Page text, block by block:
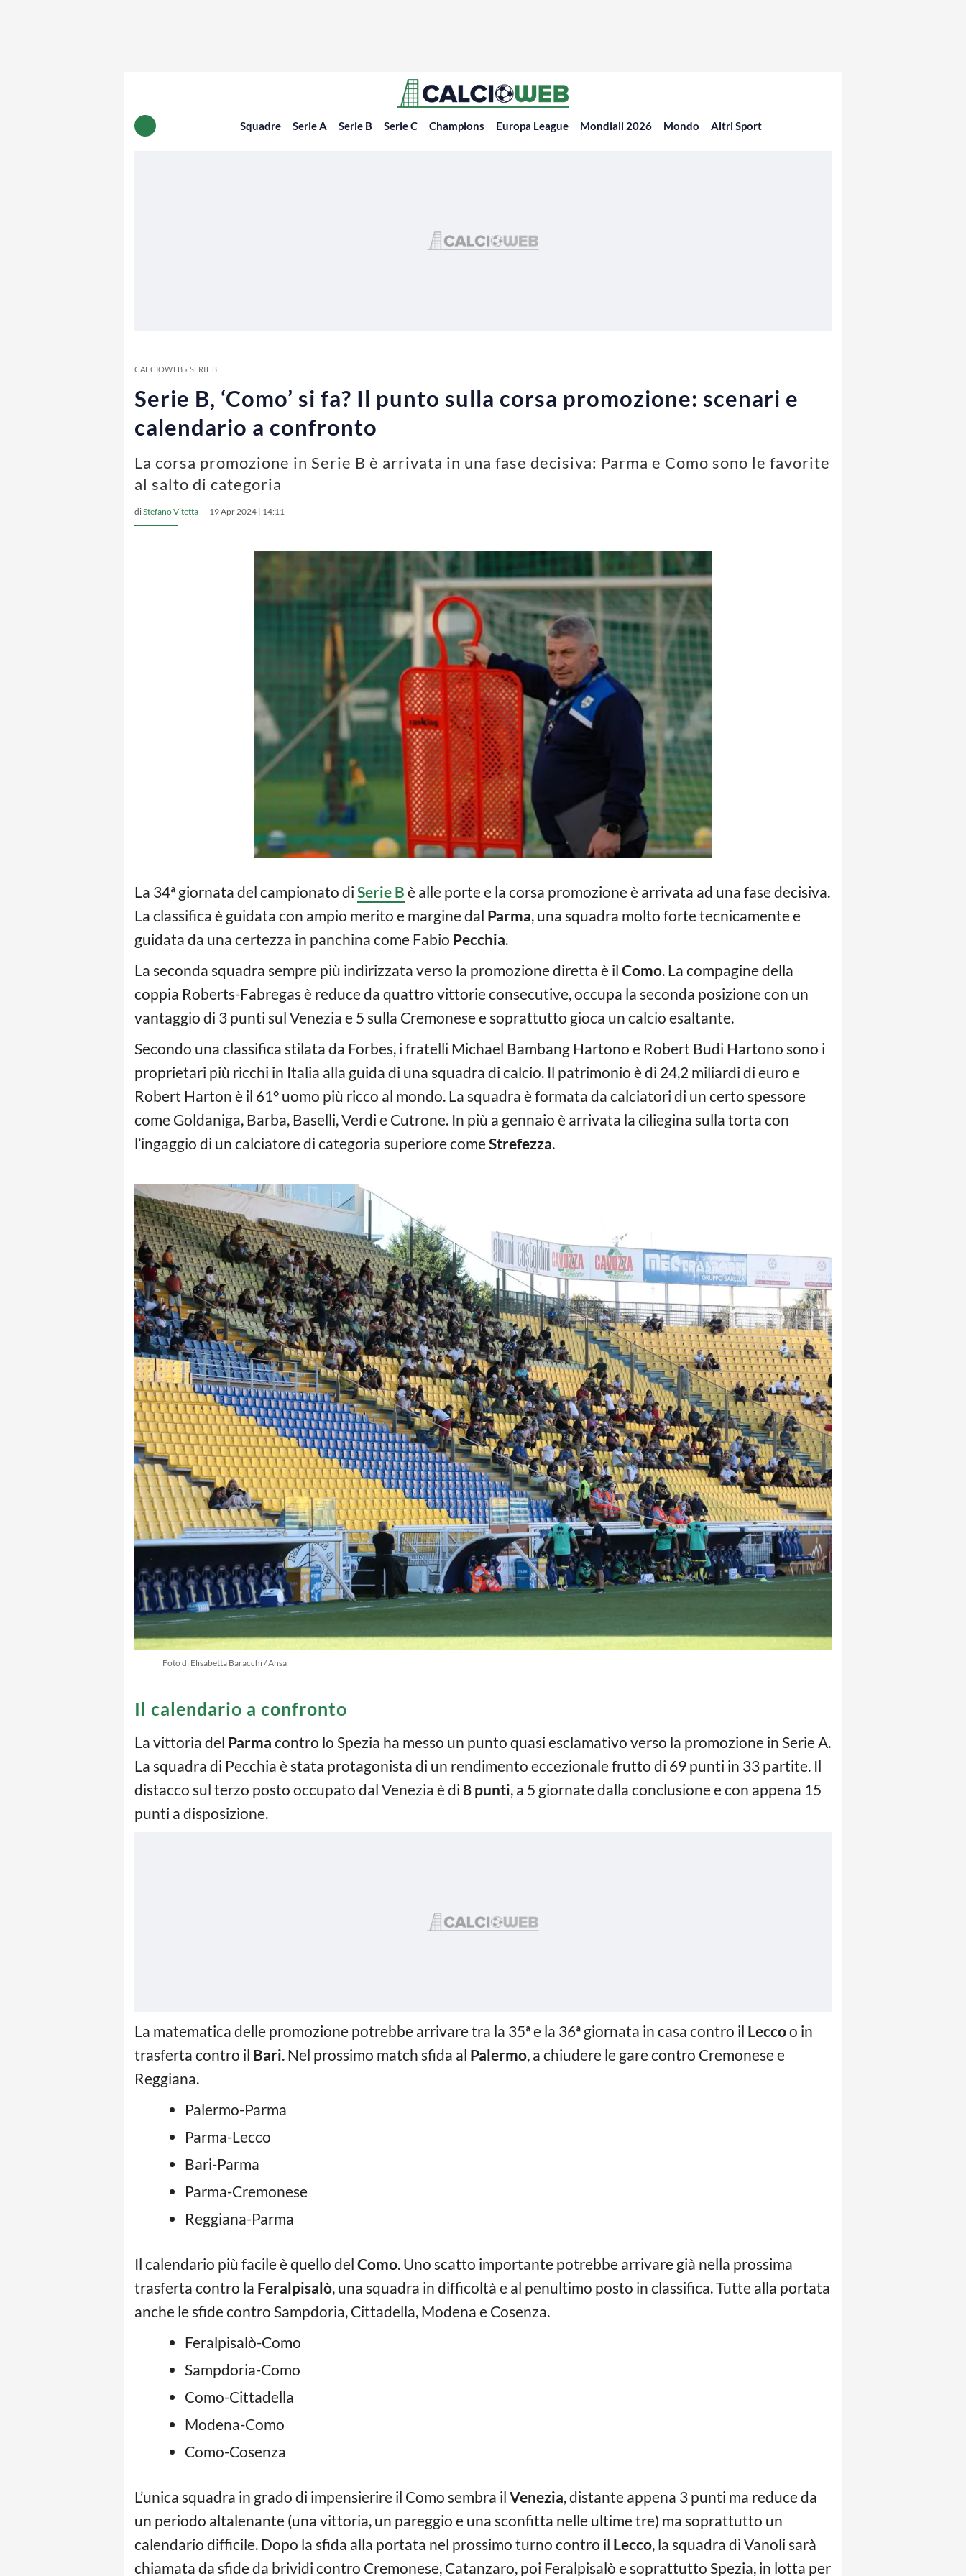
Squadre Serie A Serie B Serie C Champions Europa League Mondiali 2026 Mondo Altri Sport
CALCIOWEB» SERIE B
Serie B, ‘Como’ si fa? Il punto sulla corsa promozione: scenari e
calendario a confronto
La corsa promozione in Serie B è arrivata in una fase decisiva: Parma e Como sono le favorite
al salto di categoria
diStefano Vitetta 19 Apr 2024 | 14:11
La 34ª giornata del campionato di Serie B è alle porte e la corsa promozione è arrivata ad una fase decisiva.
La classifica è guidata con ampio merito e margine dal Parma, una squadra molto forte tecnicamente e
guidata da una certezza in panchina come Fabio Pecchia.
La seconda squadra sempre più indirizzata verso la promozione diretta è il Como. La compagine della
coppia Roberts-Fabregas è reduce da quattro vittorie consecutive, occupa la seconda posizione con un
vantaggio di 3 punti sul Venezia e 5 sulla Cremonese e soprattutto gioca un calcio esaltante.
Secondo una classifica stilata da Forbes, i fratelli Michael Bambang Hartono e Robert Budi Hartono sono i
proprietari più ricchi in Italia alla guida di una squadra di calcio. Il patrimonio è di 24,2 miliardi di euro e
Robert Harton è il 61° uomo più ricco al mondo. La squadra è formata da calciatori di un certo spessore
come Goldaniga, Barba, Baselli, Verdi e Cutrone. In più a gennaio è arrivata la ciliegina sulla torta con
l’ingaggio di un calciatore di categoria superiore comeStrefezza.
Foto di Elisabetta Baracchi / Ansa
Il calendario a confronto
La vittoria del Parma contro lo Spezia ha messo un punto quasi esclamativo verso la promozione in Serie A.
La squadra di Pecchia è stata protagonista di un rendimento eccezionale frutto di 69 punti in 33 partite. Il
distacco sul terzo posto occupato dal Venezia è di 8 punti, a 5 giornate dalla conclusione e con appena 15
punti a disposizione.
La matematica delle promozione potrebbe arrivare tra la 35ª e la 36ª giornata in casa contro il Leccoo in
trasferta contro il Bari. Nel prossimo match sfida al Palermo, a chiudere le gare contro Cremonese e
Reggiana.
Palermo-Parma
Parma-Lecco
Bari-Parma
Parma-Cremonese
Reggiana-Parma
Il calendario più facile è quello del Como. Uno scatto importante potrebbe arrivare già nella prossima
trasferta contro la Feralpisalò, una squadra in difficoltà e al penultimo posto in classifica. Tutte alla portata
anche le sfide contro Sampdoria, Cittadella, Modena e Cosenza.
Feralpisalò-Como
Sampdoria-Como
Como-Cittadella
Modena-Como
Como-Cosenza
L’unica squadra in grado di impensierire il Como sembra il Venezia, distante appena 3 punti ma reduce da
un periodo altalenante (una vittoria, un pareggio e una sconfitta nelle ultime tre) ma soprattutto un
calendario difficile. Dopo la sfida alla portata nel prossimo turno contro il Lecco, la squadra di Vanoli sarà
chiamata da sfide da brividi contro Cremonese, Catanzaro, poi Feralpisalò e soprattutto Spezia, in lotta per